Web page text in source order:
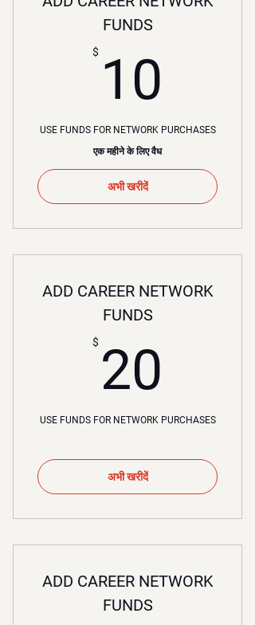
FUNDS
$ 10
USE FUNDS FOR NETWORK PURCHASES
एक महीने के लिए वैध
अभी खरीदें
ADD CAREER NETWORK
FUNDS
$ 20
USE FUNDS FOR NETWORK PURCHASES
अभी खरीदें
ADD CAREER NETWORK
FUNDS